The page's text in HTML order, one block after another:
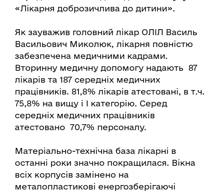
«Лікарня доброзичлива до дитини».
Як зауважив головний лікар ОЛІЛ Василь
Васильович Миколюк, лікарня повністю
забезпечена медичними кадрами.
Вторинну медичну допомогу надають 87
лікарів та 187 середніх медичних
працівників. 81,8% лікарів атестовані, в т.ч.
75,8% на вищу і І категорію. Серед
середніх медичних працівників
атестовано 70,7% персоналу.
Матеріально-технічна база лікарні в
останні роки значно покращилася. Вікна
всіх корпусів замінено на
металопластикові енергозберігаючі